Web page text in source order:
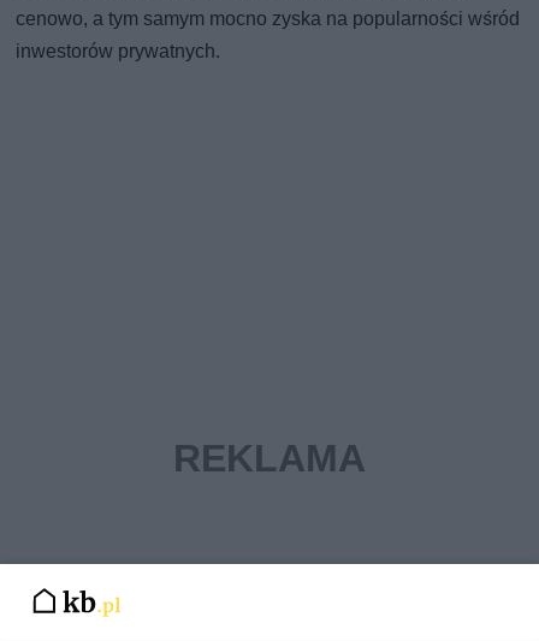
cenowo, a tym samym mocno zyska na popularności wśród
inwestorów prywatnych.